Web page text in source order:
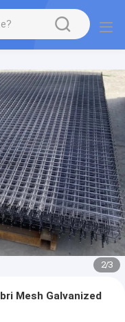
2/3
Mesh Galvanized